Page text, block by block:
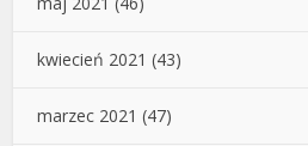
kwiecień 2021 (43)
marzec 2021 (47)